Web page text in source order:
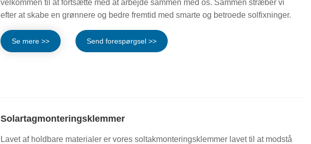
velkommen til at fortsætte med at arbejde sammen med os. Sammen stræber vi
efter at skabe en grønnere og bedre fremtid med smarte og betroede solfixninger.
Se mere >> Send forespørgsel >>
Solartagmonteringsklemmer
Lavet af holdbare materialer er vores soltakmonteringsklemmer lavet til at modstå